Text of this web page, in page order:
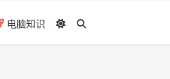
电脑知识